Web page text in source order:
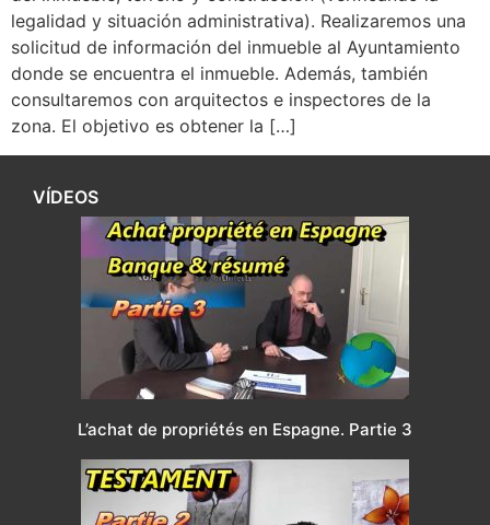
legalidad y situación administrativa). Realizaremos una
solicitud de información del inmueble al Ayuntamiento
donde se encuentra el inmueble. Además, también
consultaremos con arquitectos e inspectores de la
zona. El objetivo es obtener la […]
VÍDEOS
L’achat de propriétés en Espagne. Partie 3